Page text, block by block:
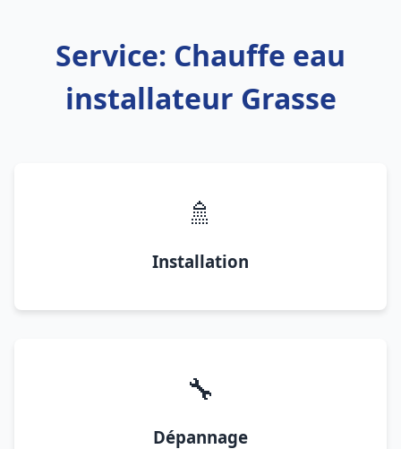
Service: Chauffe eau
installateur Grasse
🚿
Installation
🔧
Dépannage